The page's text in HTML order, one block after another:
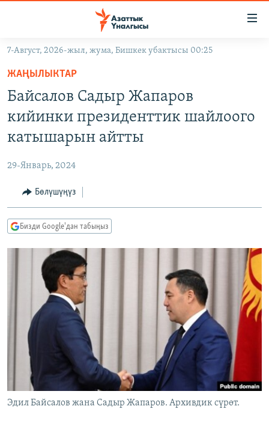
Навигацияга
өтүңүз
Издөөгө
салыңыз
МАДАНИЯТ
ТВ ПРОГРАММАЛАР
БҮГҮН АЗАТТЫКТА
ДАНИСТЕ
ЭЖЕ-СИҢДИЛЕР
АЗАТТЫК+
ЫҢГАЙСЫЗ СУРООЛОР
ПОДКАСТ
Русский
ОНЛАЙН ШЕРИНЕ
ЭЕ/АРнун бардык сайттары
7-Август, 2026-жыл, жума, Бишкек убактысы 00:25
ЖАҢЫЛЫКТАР
Байсалов Cадыр Жапаров
кийинки президенттик шайлоого
катышарын айтты
29-Январь, 2024
Бөлүшүңүз
Бизди Google'дан табыңыз
Эдил Байсалов жана Cадыр Жапаров. Архивдик сүрөт.